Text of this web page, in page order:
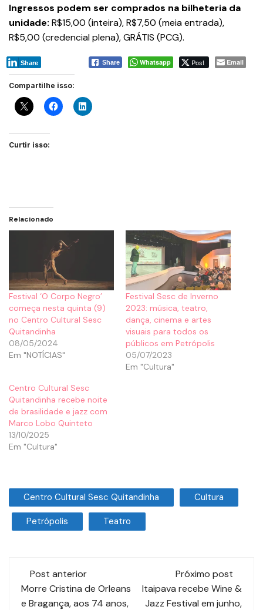
Ingressos podem ser comprados na bilheteria da
unidade: R$15,00 (inteira), R$7,50 (meia entrada),
R$5,00 (credencial plena), GRÁTIS (PCG).
Share Whatsapp Post Email
Share
Compartilhe isso:
Curtir isso:
Relacionado
Festival ‘O Corpo Negro’
começa nesta quinta (9)
no Centro Cultural Sesc
Quitandinha
08/05/2024
Em "NOTÍCIAS"
Festival Sesc de Inverno
2023: música, teatro,
dança, cinema e artes
visuais para todos os
públicos em Petrópolis
05/07/2023
Em "Cultura"
Centro Cultural Sesc
Quitandinha recebe noite
de brasilidade e jazz com
Marco Lobo Quinteto
13/10/2025
Em "Cultura"
Centro Cultural Sesc Quitandinha Cultura
Petrópolis Teatro
Post anterior
Morre Cristina de Orleans
e Bragança, aos 74 anos,
Próximo post
Itaipava recebe Wine &
Jazz Festival em junho,